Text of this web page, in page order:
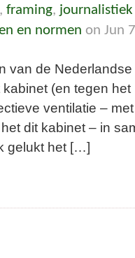
, framing,
en normen on Jun
van de
(en tegen
ventilatie –
dit kabinet – in
gelukt het […]